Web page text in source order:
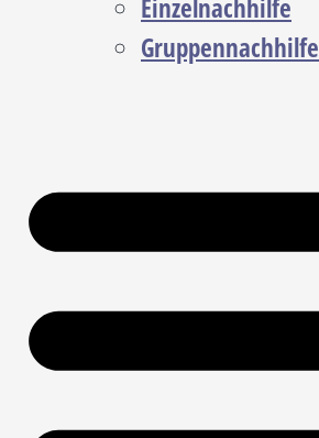
Einzelnachhilfe
Gruppennachhilfe